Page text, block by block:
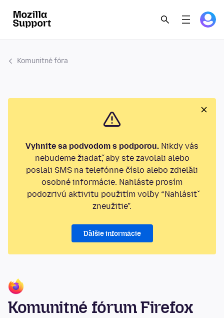
Komunitné fóra
Vyhnite sa podvodom s podporou. Nikdy vás
nebudeme žiadať, aby ste zavolali alebo
poslali SMS na telefónne číslo alebo zdieľali
osobné informácie. Nahláste prosím
podozrivú aktivitu použitím voľby “Nahlásiť
zneužitie”.
Ďalšie informácie
Komunitné fórum Firefox